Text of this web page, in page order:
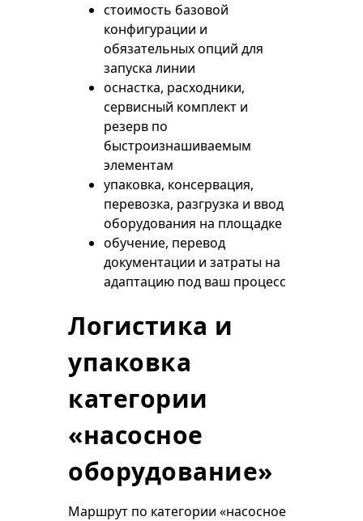
стоимость базовой
конфигурации и
обязательных опций для
запуска линии
оснастка, расходники,
сервисный комплект и
резерв по
быстроизнашиваемым
элементам
упаковка, консервация,
перевозка, разгрузка и ввод
оборудования на площадке
обучение, перевод
документации и затраты на
адаптацию под ваш процесс
Логистика и
упаковка
категории
«насосное
оборудование»
Маршрут по категории «насосное